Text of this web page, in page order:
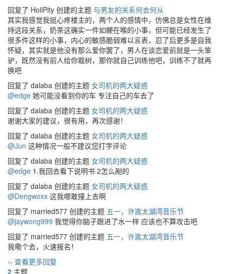
回复了 HoliPity 创建的主题 与男友的关系何去何从
其实我感觉我挺心疼楼主的，两个人的感情中，仿佛总是女性在维
持这段关系，奶茶这确实一件如鲠在喉的小事，但可能已经发生了
很多件这样的小事，内心的敏感脆弱难以言表，忍了后更多是自我
怀疑，其实就是他没有那么爱你罢了，男人在谈恋爱前就是一头笨
驴，既然没有前人给你栽树，那你就自己训练他吧，训练不了就再
换吧
回复了 dalaba 创建的主题 女司机的两大疑惑
@edge 她可能没看到你的车 专注自己的车去了
回复了 dalaba 创建的主题 女司机的两大疑惑
谢谢大家的建议，很有用，再次感谢！
回复了 dalaba 创建的主题 女司机的两大疑惑
@Jun 这种情况一般不建议您打字评论
回复了 dalaba 创建的主题 女司机的两大疑惑
@edge 1.我回去看下说明书 2怎么剐的
回复了 dalaba 创建的主题 女司机的两大疑惑
@Dengwoxx 这我哪敢撞上去啊
回复了 married577 创建的主题 五一，许嵩太湖湾音乐节
@jaywong999 我觉得你脑子跟进了水一样 应该也不算攻击吧
回复了 married577 创建的主题 五一，许嵩太湖湾音乐节
我嘞个去，火速报名！
›› 查看更多回复
2 主题